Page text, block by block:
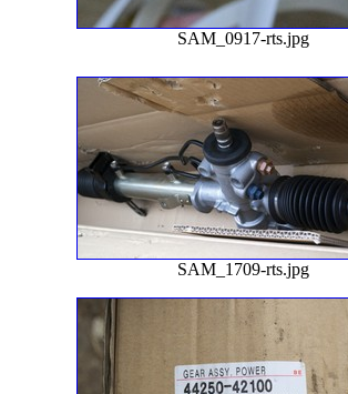
SAM_0917-rts.jpg
SAM_1709-rts.jpg